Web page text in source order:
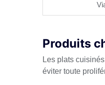
Produits
Les plats
éviter toute